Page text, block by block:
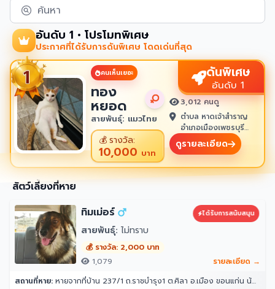
ค้นหา
อันดับ 1 • โปรโมทพิเศษ
ประกาศที่ได้รับการดันพิเศษ โดดเด่นที่สุด
คนเห็นเยอะ
ทอง
หยอด
สายพันธุ์: แมวไทย
💰รางวัล:
10,000 บาท
ดันพิเศษ
อันดับ 1
3,012 คนดู
ตำบล หาดเจ้าสำราญ
อำเภอเมืองเพชรบุรี
เพชรบุรี 76100
ดูรายละเอียด
สัตว์เลี้ยงที่หาย
ทิมเม่อร์
ได้รับการสนับสนุน
สายพันธุ์: ไม่ทราบ
💰 รางวัล: 2,000 บาท
1,079
รายละเอียด →
สถานที่หาย: หายจากที่บ้าน 237/1 ถ.ราชบำรุง1 ต.ศิลา อ.เมือง ขอนแก่น น้องลอดรั้วบ้านออกไปตอนกลางคืนหลังเที่ยงคืนแล้วไม่ได้กลับเข้ามาอีก ตอนออกไปออกไป 3 ตัว แต่เช้ามาเจอกลับมาแค่ 2 ตัว น้องเคยหายไปแบบนี้ 3 วันเรากลับมา